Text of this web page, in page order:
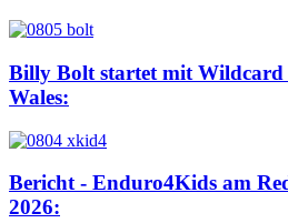
Billy Bolt startet mit
Wales:
Bericht - Enduro4Kids am
2026: